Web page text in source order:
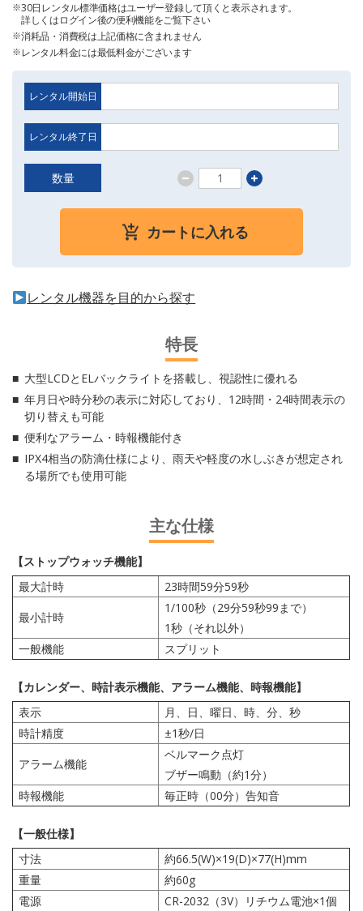
30日レンタル標準価格はユーザー登録して頂くと表示されます。
詳しくはログイン後の便利機能をご覧下さい
消耗品・消費税は上記価格に含まれません
レンタル料金には最低料金がございます
レンタル開始日
レンタル終了日
数量
カートに入れる
レンタル機器を目的から探す
特長
大型LCDとELバックライトを搭載し、視認性に優れる
年月日や時分秒の表示に対応しており、12時間・24時間表示の
切り替えも可能
便利なアラーム・時報機能付き
IPX4相当の防滴仕様により、雨天や軽度の水しぶきが想定され
る場所でも使用可能
主な仕様
【ストップウォッチ機能】
最大計時
23時間59分59秒
最小計時
1/100秒（29分59秒99まで）
1秒（それ以外）
一般機能
スプリット
【カレンダー、時計表示機能、アラーム機能、時報機能】
表示
月、日、曜日、時、分、秒
時計精度
±1秒/日
アラーム機能
ベルマーク点灯
ブザー鳴動（約1分）
時報機能
毎正時（00分）告知音
【一般仕様】
寸法
約66.5(W)×19(D)×77(H)mm
重量
約60g
電源
CR-2032（3V）リチウム電池×1個